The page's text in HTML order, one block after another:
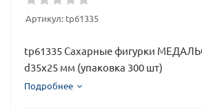
Артикул: tp61335
tp61335 Сахарные фигурки
d35х25 мм (упаковка 300 шт)
Подробнее